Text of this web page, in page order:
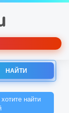
НАЙТИ
найти